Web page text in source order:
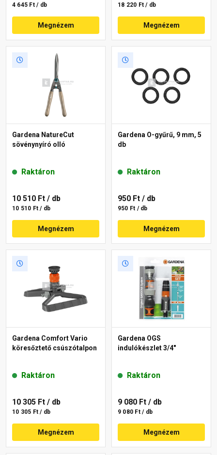
4 645 Ft / db
Megnézem
18 220 Ft / db
Megnézem
Gardena NatureCut
sövénynyíró olló
Raktáron
10 510 Ft / db
10 510 Ft / db
Megnézem
Gardena O-gyűrű, 9 mm, 5
db
Raktáron
950 Ft / db
950 Ft / db
Megnézem
Gardena Comfort Vario
köresőztető csúszótalpon
Raktáron
10 305 Ft / db
10 305 Ft / db
Megnézem
Gardena OGS
indulókészlet 3/4"
Raktáron
9 080 Ft / db
9 080 Ft / db
Megnézem